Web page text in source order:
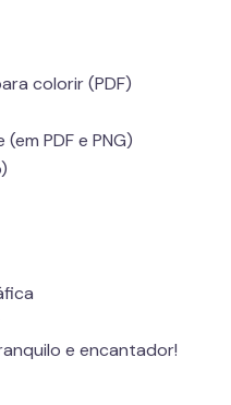
colorir (PDF)
PDF e PNG)
e encantador!